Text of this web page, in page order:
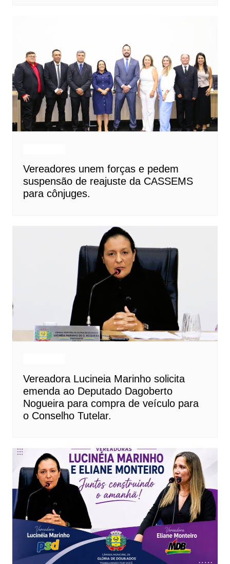
Vereadores unem forças e pedem
suspensão de reajuste da CASSEMS
para cônjuges.
Vereadora Lucineia Marinho solicita
emenda ao Deputado Dagoberto
Nogueira para compra de veículo para
o Conselho Tutelar.